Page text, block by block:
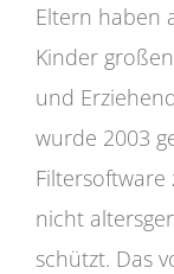
Eltern haben
Kinder
und
wurde 2003
nicht
schützt. Das